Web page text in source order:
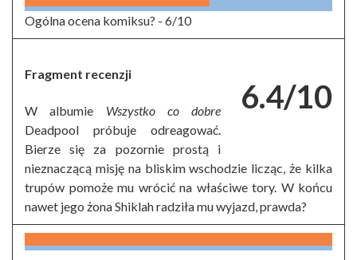
Ogólna ocena komiksu? - 6/10
6.4/10
Fragment recenzji
W albumie Wszystko co dobre
Deadpool próbuje odreagować.
Bierze się za pozornie prostą i
nieznaczącą misję na bliskim wschodzie licząc, że kilka
trupów pomoże mu wrócić na właściwe tory. W końcu
nawet jego żona Shiklah radziła mu wyjazd, prawda?